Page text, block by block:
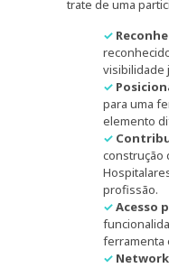
trate de uma
✓
visibilidade
✓
para uma
elemento
✓
construção
profissão.
✓Acesso
ferramenta
✓